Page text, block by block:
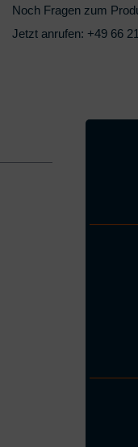
Noch Fragen zum
Jetzt anrufen: +49 66